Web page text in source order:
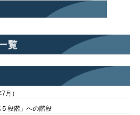
月）
段階」への階段